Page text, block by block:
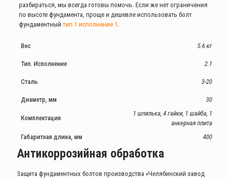
разбираться, мы всегда готовы помочь. Если же нет ограничения
по высоте фундамента, проще и дешевле использовать болт
фундаментный тип 1 исполнение 1
Вес 5.6 кг
Тип. Исполнение 2.1
Сталь 3-20
Диаметр, мм 30
Комплектация
1 шпилька, 4 гайки, 1 шайба, 1
анкерная плита
Габаритная длина, мм
400
Антикоррозийная обработка
Защита фундаментных болтов производства «Челябинский завод